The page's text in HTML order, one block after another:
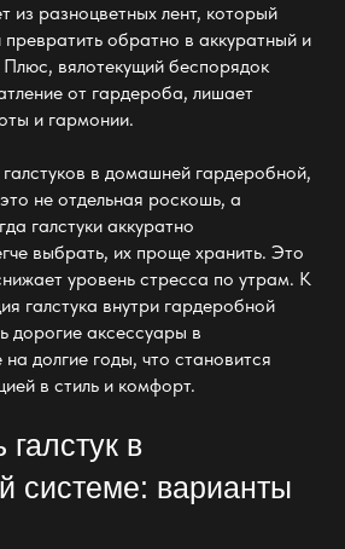
из разноцветных лент, который
превратить обратно в аккуратный и
Плюс, вялотекущий беспорядок
от гардероба, лишает
и гармонии.
в домашней гардеробной,
не отдельная роскошь, а
галстуки аккуратно
выбрать, их проще хранить. Это
уровень стресса по утрам. К
галстука внутри гардеробной
дорогие аксессуары в
долгие годы, что становится
в стиль и комфорт.
галстук в
системе: варианты